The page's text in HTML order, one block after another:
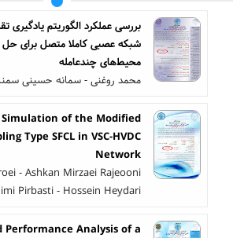
بررسی عملکرد الگوریتم یادگیری
شبکه عصبی کاملا متصل برای حل
محیط‌های چندعامله
محمد روغنی - سمانه حسینی
of the Modified
Type SFCL in VSC-HVDC
Network
- Ashkan Mirzaei Rajeooni
Pirbasti - Hossein Heydari
Performance Analysis of a